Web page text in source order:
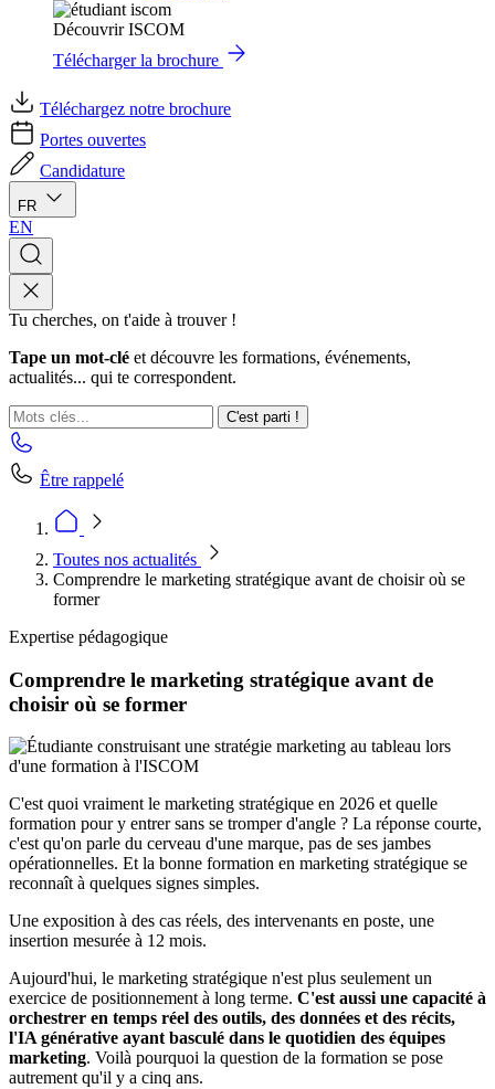
Découvrir ISCOM
Télécharger la brochure
Téléchargez notre brochure
Portes ouvertes
Candidature
FR
EN
Tu cherches, on t'aide à trouver !
Tape un mot-clé et découvre les formations, événements,
actualités... qui te correspondent.
C'est parti !
Être rappelé
Toutes nos actualités
Comprendre le marketing stratégique avant de choisir où se
former
Expertise pédagogique
Comprendre le marketing stratégique avant de
choisir où se former
C'est quoi vraiment le marketing stratégique en 2026 et quelle
formation pour y entrer sans se tromper d'angle ? La réponse courte,
c'est qu'on parle du cerveau d'une marque, pas de ses jambes
opérationnelles. Et la bonne formation en marketing stratégique se
reconnaît à quelques signes simples.
Une exposition à des cas réels, des intervenants en poste, une
insertion mesurée à 12 mois.
Aujourd'hui, le marketing stratégique n'est plus seulement un
exercice de positionnement à long terme. C'est aussi une capacité à
orchestrer en temps réel des outils, des données et des récits,
l'IA générative ayant basculé dans le quotidien des équipes
marketing. Voilà pourquoi la question de la formation se pose
autrement qu'il y a cinq ans.